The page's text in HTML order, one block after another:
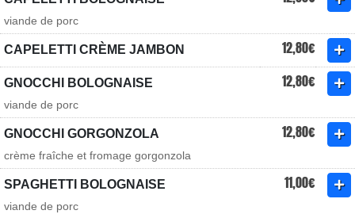
viande de porc
CAPELETTI CRÈME JAMBON 12,80€
GNOCCHI BOLOGNAISE 12,80€
viande de porc
GNOCCHI GORGONZOLA 12,80€
crème fraîche et fromage gorgonzola
SPAGHETTI BOLOGNAISE 11,00€
viande de porc